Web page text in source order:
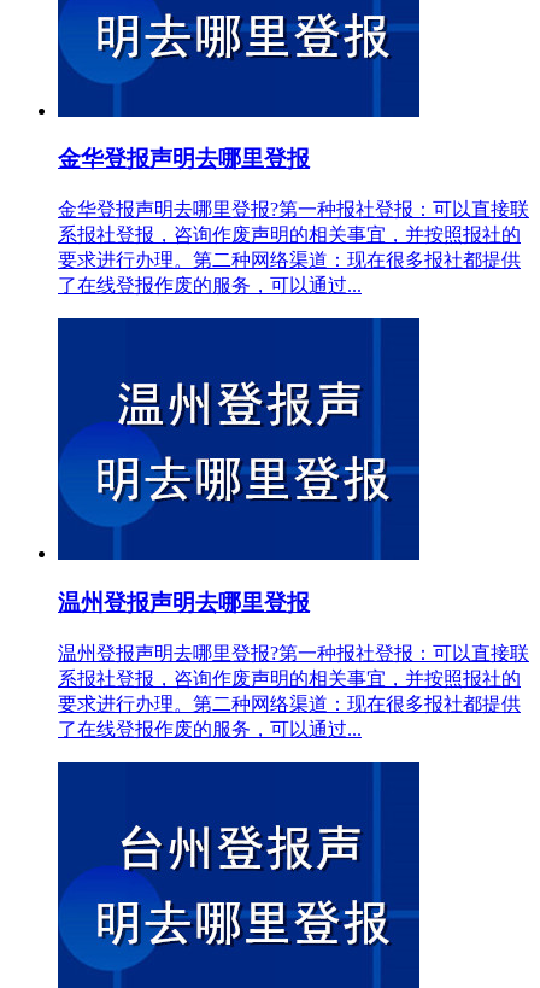
金华登报声明去哪里登报
金华登报声明去哪里登报?第一种报社登报：可以直接联
系报社登报，咨询作废声明的相关事宜，并按照报社的
要求进行办理。第二种网络渠道：现在很多报社都提供
了在线登报作废的服务，可以通过...
温州登报声明去哪里登报
温州登报声明去哪里登报?第一种报社登报：可以直接联
系报社登报，咨询作废声明的相关事宜，并按照报社的
要求进行办理。第二种网络渠道：现在很多报社都提供
了在线登报作废的服务，可以通过...